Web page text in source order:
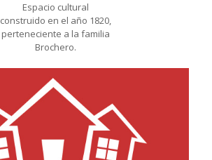
Espacio cultural
construido en el año 1820,
perteneciente a la familia
Brochero.